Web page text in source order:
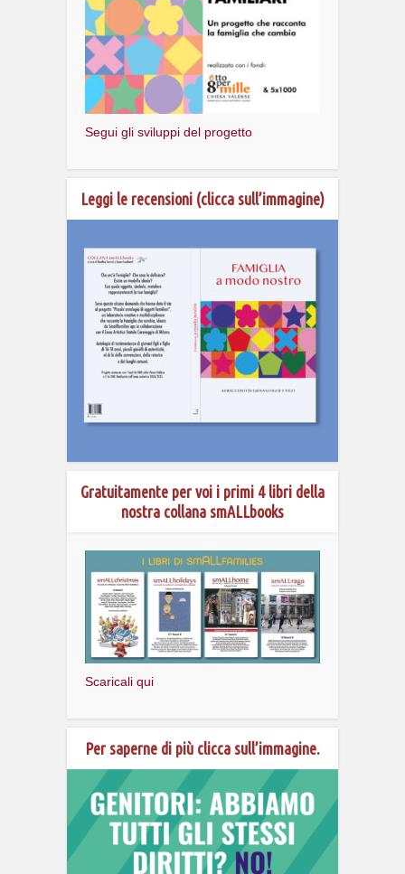
Segui gli sviluppi del progetto
Leggi le recensioni (clicca sull’immagine)
Gratuitamente per voi i primi 4 libri della
nostra collana smALLbooks
Scaricali qui
Per saperne di più clicca sull’immagine.